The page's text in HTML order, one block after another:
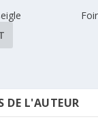
DE L'AUTEUR